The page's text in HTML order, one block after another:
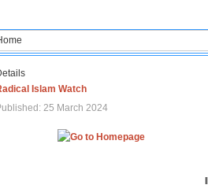
Islam Watch
25 March 2024